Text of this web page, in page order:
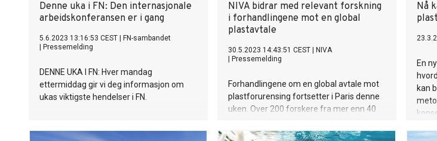
Denne uka i FN: Den internasjonale
arbeidskonferansen er i gang
5.6.2023 13:16:53 CEST
FN-sambandet
Pressemelding
DENNE UKA I FN: Hver mandag
ettermiddag gir vi deg informasjon om
ukas viktigste hendelser i FN.
NIVA bidrar med relevant forskning
i forhandlingene mot en global
plastavtale
30.5.2023 14:43:51 CEST
NIVA
Pressemelding
Forhandlingene om en global avtale mot
plastforurensing fortsetter i Paris denne
uken. Over 200 forskere fra mer enn 40
forskerkoalisjonen for en velfungerende
Nå
En
kan